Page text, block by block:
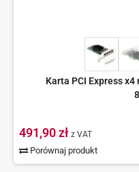
Karta PCI Express
491,90 zł z VAT
Porównaj produkt